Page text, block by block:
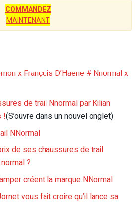
COMMANDEZ
MAINTENANT
x François D’Haene # Nnormal x
de trail Nnormal par Kilian
!(S’ouvre dans un nouvel onglet)
NNormal
de ses chaussures de trail
?
créent la marque NNormal
vous fait croire qu’il lance sa